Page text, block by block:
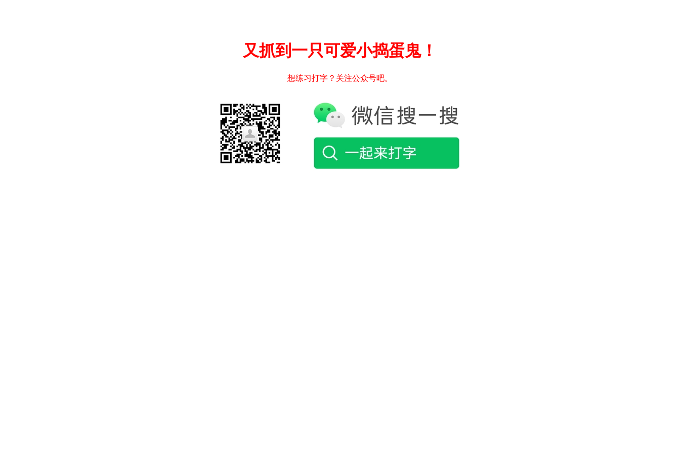
又抓到一只可爱小捣蛋鬼！
想练习打字？关注公众号吧。